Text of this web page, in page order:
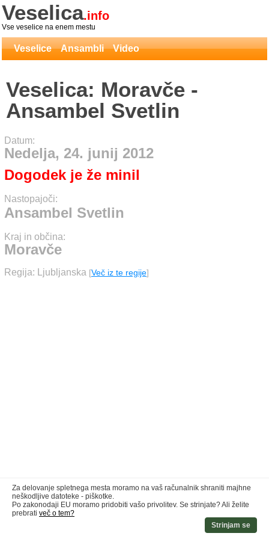
Veselica.info
Vse veselice na enem mestu
Veselice Ansambli Video
Veselica: Moravče -
Ansambel Svetlin
Datum:
Nedelja, 24. junij 2012
Dogodek je že minil
Nastopajoči:
Ansambel Svetlin
Kraj in občina:
Moravče
Regija: Ljubljanska [Več iz te regije]
Za delovanje spletnega mesta moramo na vaš računalnik shraniti majhne
neškodljive datoteke - piškotke.
Po zakonodaji EU moramo pridobiti vašo privolitev. Se strinjate? Ali želite
prebrati več o tem?
Strinjam se